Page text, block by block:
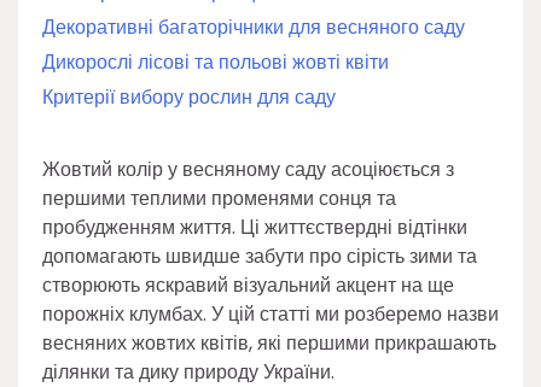
Декоративні багаторічники для весняного саду
Дикорослі лісові та польові жовті квіти
Критерії вибору рослин для саду
Жовтий колір у весняному саду асоціюється з
першими теплими променями сонця та
пробудженням життя. Ці життєствердні відтінки
допомагають швидше забути про сірість зими та
створюють яскравий візуальний акцент на ще
порожніх клумбах. У цій статті ми розберемо назви
весняних жовтих квітів, які першими прикрашають
ділянки та дику природу України.